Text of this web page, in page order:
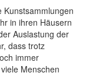
Kunstsammlungen
in ihren Häusern
Auslastung der
dass trotz
immer
Menschen